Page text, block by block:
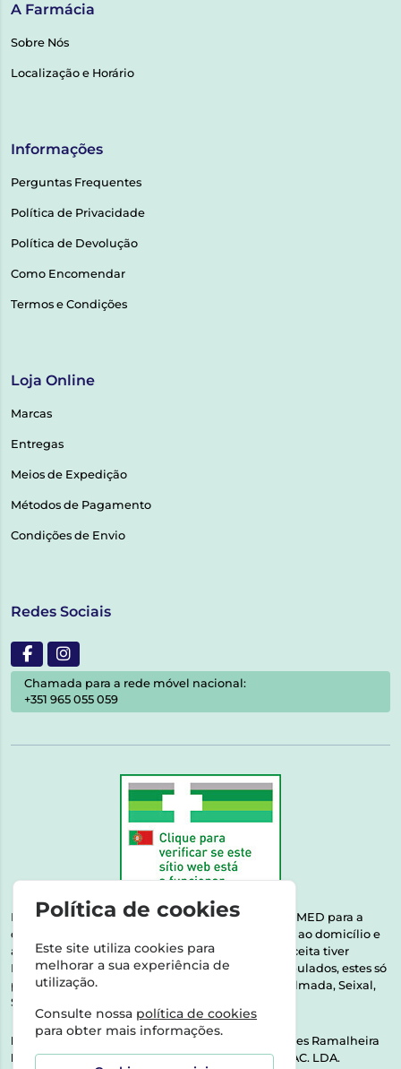
A Farmácia
Sobre Nós
Localização e Horário
Informações
Perguntas Frequentes
Política de Privacidade
Política de Devolução
Como Encomendar
Termos e Condições
Loja Online
Marcas
Entregas
Meios de Expedição
Métodos de Pagamento
Condições de Envio
Redes Sociais
Chamada para a rede móvel nacional:
+351 965 055 059
Esta farmácia encontra-se autorizada pelo INFARMED para a
dispensa de medicamentos e produtos de saúde ao domicílio e
através da internet. Medicamentos | Se na sua receita tiver
MSRM, MNSRM, MSRMV ou Medicamentos Manipulados, estes só
podem ser entregues nos seguintes concelhos: Almada, Seixal,
Sesimbra, Oeiras e Lisboa.
Direção Técnica:
Dra. Raquel Alexandra Fernandes Ramalheira
NIPC:513064133 | ASPAS E NÚMEROS SOC. FARMAC. LDA.
Política de cookies
Este site utiliza cookies para
melhorar a sua experiência de
utilização.
Consulte nossa política de cookies
para obter mais informações.